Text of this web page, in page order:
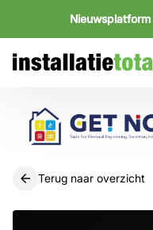
Nieuwsplatform
Terug naar overzicht